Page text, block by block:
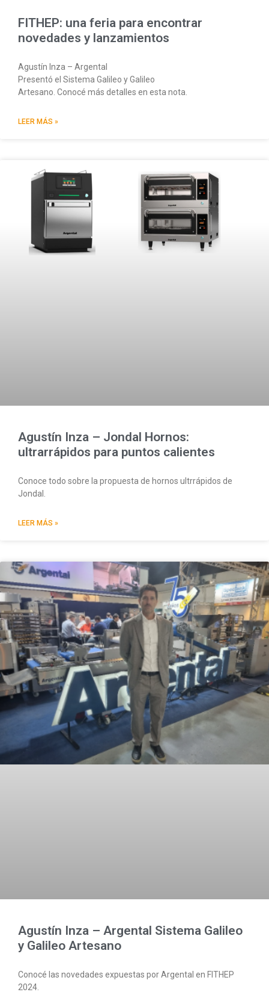
FITHEP: una feria para encontrar
novedades y lanzamientos
Agustín Inza – Argental
Presentó el Sistema Galileo y Galileo
Artesano. Conocé más detalles en esta nota.
LEER MÁS »
Agustín Inza – Jondal Hornos:
ultrarrápidos para puntos calientes
Conoce todo sobre la propuesta de hornos ultrrápidos de
Jondal.
LEER MÁS »
Agustín Inza – Argental Sistema Galileo
y Galileo Artesano
Conocé las novedades expuestas por Argental en FITHEP
2024.